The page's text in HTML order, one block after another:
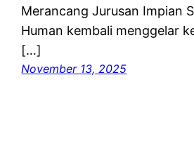
Merancang Jurusan Impian
Human kembali menggelar
[…]
November 13, 2025